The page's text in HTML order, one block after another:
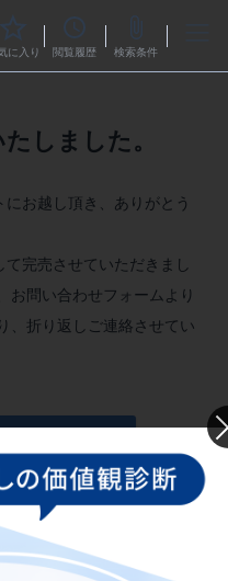
に入り 閲覧履歴 検索条件
しました。
お越し頂き、ありがとう
完売させていただきまし
お問い合わせフォームより
、折り返しご連絡させてい
ォームへ